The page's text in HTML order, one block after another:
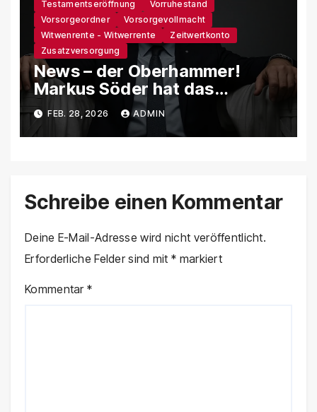
Testamentseröffnung
Vorruhestand
Vorsorgeordner
Vorsorgevollmacht
Witwenrente - Witwerrente
Zeitwertkonto
Zusatzversorgung
News – der Oberhammer!
Markus Söder hat das
Renten- und Pflegeproblem
endgültig gekillt!
FEB. 28, 2026 ADMIN
Schreibe einen Kommentar
Deine E-Mail-Adresse wird nicht veröffentlicht.
Erforderliche Felder sind mit* markiert
Kommentar*